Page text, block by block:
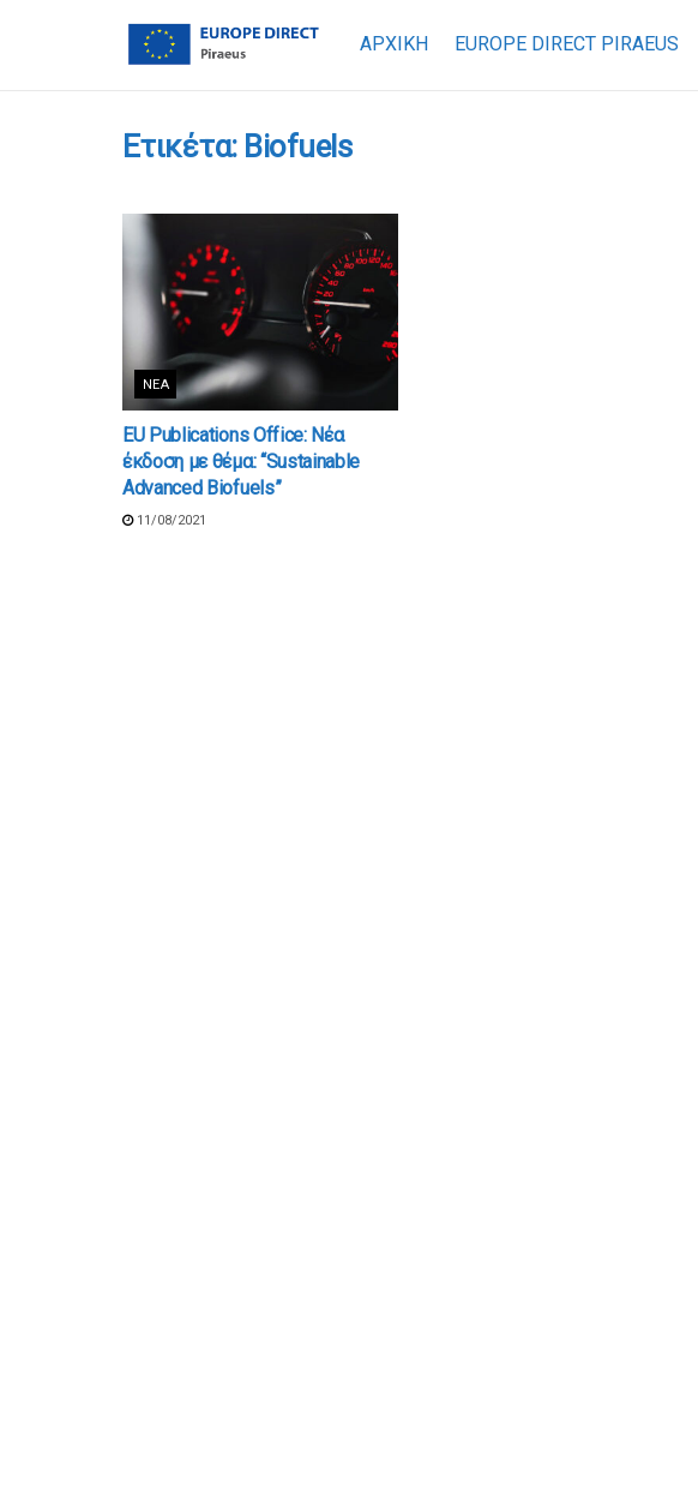
ΑΡΧΙΚΗ EUROPE DIRECT PIRAEUS
Ετικέτα: Biofuels
ΝΈΑ
EU Publications Office: Νέα
έκδοση με θέμα: “Sustainable
Advanced Biofuels”
11/08/2021